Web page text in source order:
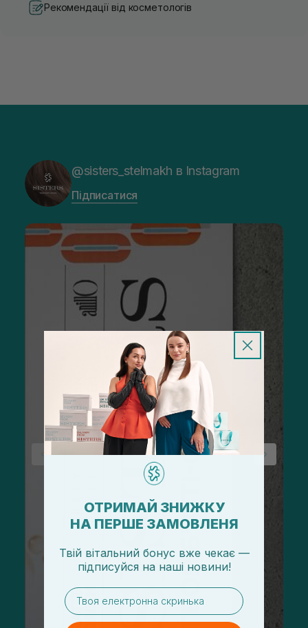
Рекомендації від косметологів
@sisters_stelmakh в Instagram
Підписатися
ОТРИМАЙ ЗНИЖКУ
НА ПЕРШЕ ЗАМОВЛЕНЯ
Твій вітальний бонус вже чекає —
підписуйся на наші новини!
email